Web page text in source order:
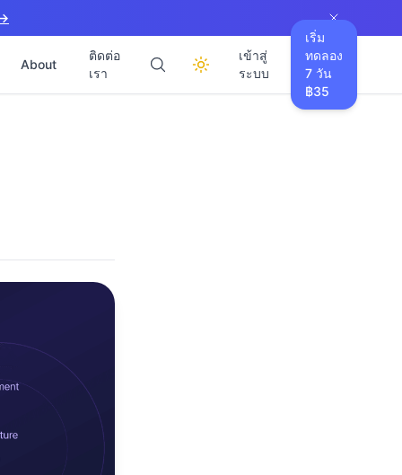
About
ติดต่อ
เรา
เข้าสู่
ระบบ
เริ่ม
ทดลอง
7 วัน
฿35